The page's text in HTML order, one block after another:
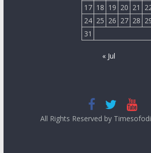
17 18 19 20 21
24 25 26 27 28
31
« Jul
All Rights Reserved by